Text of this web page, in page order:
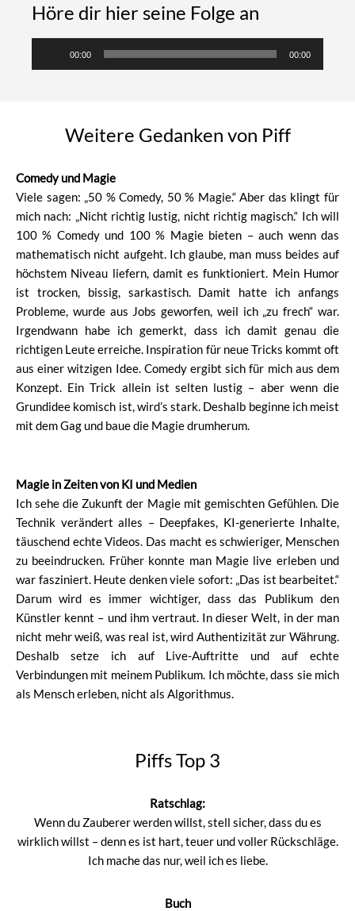
Höre dir hier seine Folge an
00:00 00:00
Weitere Gedanken von Piff
Comedy und Magie
Viele sagen: „50 % Comedy, 50 % Magie.“ Aber das klingt für
mich nach: „Nicht richtig lustig, nicht richtig magisch.“ Ich will
100 % Comedy und 100 % Magie bieten – auch wenn das
mathematisch nicht aufgeht. Ich glaube, man muss beides auf
höchstem Niveau liefern, damit es funktioniert. Mein Humor
ist trocken, bissig, sarkastisch. Damit hatte ich anfangs
Probleme, wurde aus Jobs geworfen, weil ich „zu frech“ war.
Irgendwann habe ich gemerkt, dass ich damit genau die
richtigen Leute erreiche. Inspiration für neue Tricks kommt oft
aus einer witzigen Idee. Comedy ergibt sich für mich aus dem
Konzept. Ein Trick allein ist selten lustig – aber wenn die
Grundidee komisch ist, wird’s stark. Deshalb beginne ich meist
mit dem Gag und baue die Magie drumherum.
Magie in Zeiten von KI und Medien
Ich sehe die Zukunft der Magie mit gemischten Gefühlen. Die
Technik verändert alles – Deepfakes, KI-generierte Inhalte,
täuschend echte Videos. Das macht es schwieriger, Menschen
zu beeindrucken. Früher konnte man Magie live erleben und
war fasziniert. Heute denken viele sofort: „Das ist bearbeitet.“
Darum wird es immer wichtiger, dass das Publikum den
Künstler kennt – und ihm vertraut. In dieser Welt, in der man
nicht mehr weiß, was real ist, wird Authentizität zur Währung.
Deshalb setze ich auf Live-Auftritte und auf echte
Verbindungen mit meinem Publikum. Ich möchte, dass sie mich
als Mensch erleben, nicht als Algorithmus.
Piffs Top 3
Ratschlag:
Wenn du Zauberer werden willst, stell sicher, dass du es
wirklich willst – denn es ist hart, teuer und voller Rückschläge.
Ich mache das nur, weil ich es liebe.
Buch